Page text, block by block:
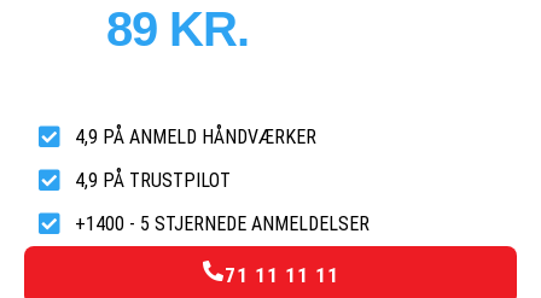
89 KR.
4,9 PÅ ANMELD HÅNDVÆRKER
4,9 PÅ TRUSTPILOT
+1400 - 5 STJERNEDE ANMELDELSER
71 11 11 11